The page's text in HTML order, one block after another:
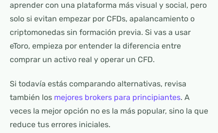
aprender con una plataforma más visual y social, pero
solo si evitan empezar por CFDs, apalancamiento o
criptomonedas sin formación previa. Si vas a usar
eToro, empieza por entender la diferencia entre
comprar un activo real y operar un CFD.
Si todavía estás comparando alternativas, revisa
también los mejores brokers para principiantes. A
veces la mejor opción no es la más popular, sino la que
reduce tus errores iniciales.